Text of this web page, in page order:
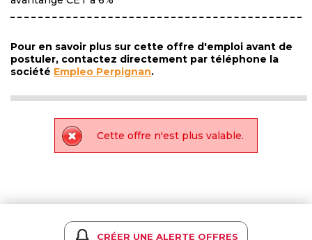
Pour en savoir plus sur cette offre d'emploi avant de
postuler, contactez directement par téléphone la
société Empleo Perpignan.
Cette offre n'est plus valable.
CRÉER UNE ALERTE OFFRES